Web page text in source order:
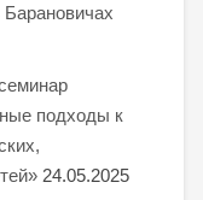
подходы к
24.05.2025